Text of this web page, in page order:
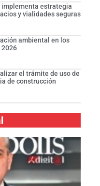
implementa estrategia
y vialidades seguras
ambiental en los
2026
el trámite de uso de
de construcción